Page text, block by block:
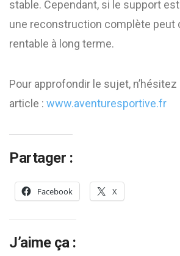
stable. Cependant, si le support
une reconstruction complète peut
rentable à long terme.
Pour approfondir le sujet,
article : www.aventuresportive.fr
Partager :
Facebook X
J’aime ça :